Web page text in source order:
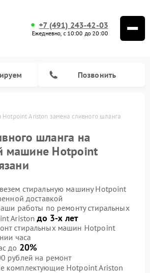
+7 (491) 243-42-03
Ежедневно, с 10:00 до 20:00
Позвонить
Hotpoint Ariston замена сливного шланга
шланга на
машине Hotpoint
стиральную машину Hotpoint
доставкой
работы по ремонту стиральных
Aristonдо 3-х лет
стиральных машин Hotpoint
часа
до 20%
рублей на ремонт
комплектующие Hotpoint Ariston